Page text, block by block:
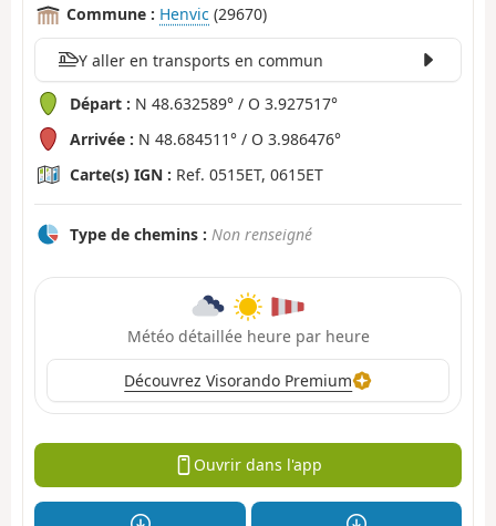
Commune : Henvic (29670)
Y aller en transports en commun
Départ : N 48.632589° / O 3.927517°
Arrivée : N 48.684511° / O 3.986476°
Carte(s) IGN : Ref. 0515ET, 0615ET
Type de chemins : Non renseigné
Météo détaillée heure par heure
Découvrez Visorando Premium
Ouvrir dans l'app